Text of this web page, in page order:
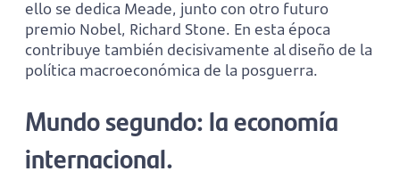
ello se dedica Meade, junto con otro futu­ro
premio Nobel, Richard Stone. En esta época
contribuye también deci­sivamente al diseño de la
políti­ca macroeconómica de la pos­guerra.
Mundo segundo: la eco­nomía
internacional.